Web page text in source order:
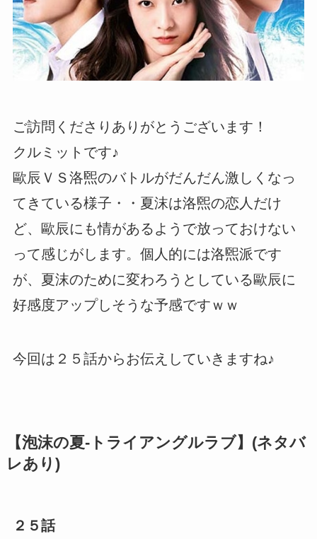
ご訪問くださりありがとうございます！
クルミットです♪
歐辰ＶＳ洛煕のバトルがだんだん激しくなっ
てきている様子・・夏沫は洛煕の恋人だけ
ど、歐辰にも情があるようで放っておけない
って感じがします。個人的には洛煕派です
が、夏沫のために変わろうとしている歐辰に
好感度アップしそうな予感ですｗｗ
今回は２５話からお伝えしていきますね♪
【泡沫の夏-トライアングルラブ】(ネタバ
レあり)
２５話